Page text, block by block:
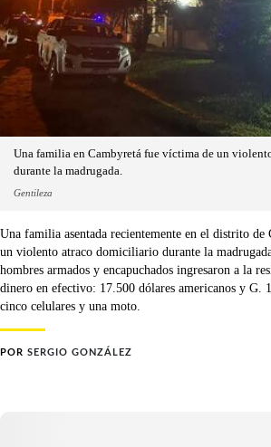
Una familia en Cambyretá fue víctima de un
durante la madrugada.
Gentileza
Una familia asentada recientemente en el distrito
un violento atraco domiciliario durante la
hombres armados y encapuchados ingresaron a la
dinero en efectivo: 17.500 dólares americanos y G.
cinco celulares y una moto.
POR SERGIO GONZÁLEZ